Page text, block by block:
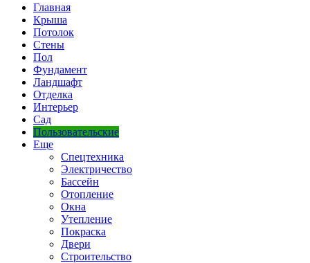
Главная
Крыша
Потолок
Стены
Пол
Фундамент
Ландшафт
Отделка
Интерьер
Сад
Пользовательские
Еще
Спецтехника
Электричество
Бассейн
Отопление
Окна
Утепление
Покраска
Двери
Строительство